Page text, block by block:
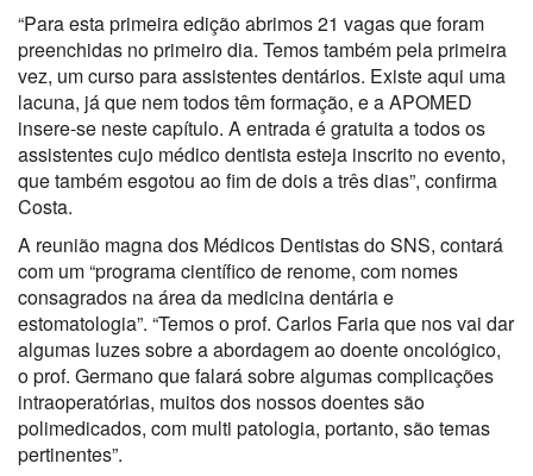
“Para esta primeira edição abrimos 21 vagas que foram
preenchidas no primeiro dia. Temos também pela primeira
vez, um curso para assistentes dentários. Existe aqui uma
lacuna, já que nem todos têm formação, e a APOMED
insere-se neste capítulo. A entrada é gratuita a todos os
assistentes cujo médico dentista esteja inscrito no evento,
que também esgotou ao fim de dois a três dias”, confirma
Costa.
A reunião magna dos Médicos Dentistas do SNS, contará
com um “programa científico de renome, com nomes
consagrados na área da medicina dentária e
estomatologia”. “Temos o prof. Carlos Faria que nos vai dar
algumas luzes sobre a abordagem ao doente oncológico,
o prof. Germano que falará sobre algumas complicações
intraoperatórias, muitos dos nossos doentes são
polimedicados, com multi patologia, portanto, são temas
pertinentes”.